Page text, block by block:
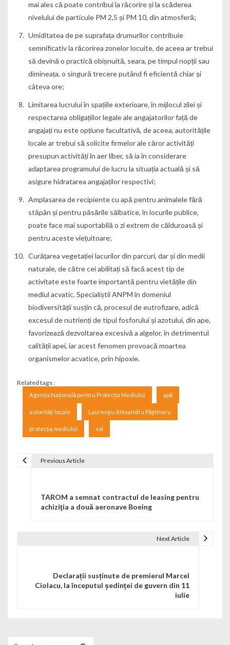
mai ales că poate contribui la răcorire și la scăderea
nivelului de particule PM 2,5 și PM 10, din atmosferă;
Umiditatea de pe suprafața drumurilor contribuie
semnificativ la răcorirea zonelor locuite, de aceea ar trebui
să devină o practică obișnuită, seara, pe timpul nopții sau
dimineața, o singură trecere putând fi eficientă chiar și
câteva ore;
Limitarea lucrului în spațiile exterioare, în mijlocul zilei și
respectarea obligațiilor legale ale angajatorilor față de
angajați nu este opțiune facultativă, de aceea, autoritățile
locale ar trebui să solicite firmelor ale căror activități
presupun activități în aer liber, să ia în considerare
adaptarea programului de lucru la situația actuală și să
asigure hidratarea angajaților respectivi;
Amplasarea de recipiente cu apă pentru animalele fără
stăpân și pentru păsările sălbatice, în locurile publice,
poate face mai suportabilă o zi extrem de călduroasă și
pentru aceste viețuitoare;
Curățarea vegetației lacurilor din parcuri, dar și din medii
naturale, de către cei abilitați să facă acest tip de
activitate este foarte importantă pentru vietățile din
mediul acvatic. Specialiștii ANPM în domeniul
biodiversității susțin că, procesul de eutrofizare, adică
excesul de nutrienți de tipul fosforului și azotului, din ape,
favorizează dezvoltarea excesivă a algelor, în detrimentul
calității apei, iar acest fenomen provoacă moartea
organismelor acvatice, prin hipoxie.
Related tags :
Agenția Națională pentru Protecția Mediului apă
autorități locale Laurenţiu Alexandru Păştinaru
protecția mediului sol
Previous Article
TAROM a semnat contractul de leasing pentru
achiziţia a două aeronave Boeing
Next Article
Declarații susținute de premierul Marcel
Ciolacu, la începutul ședinței de guvern din 11
iulie